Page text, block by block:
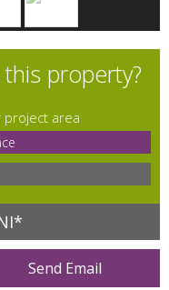
property?
project area
Send Email